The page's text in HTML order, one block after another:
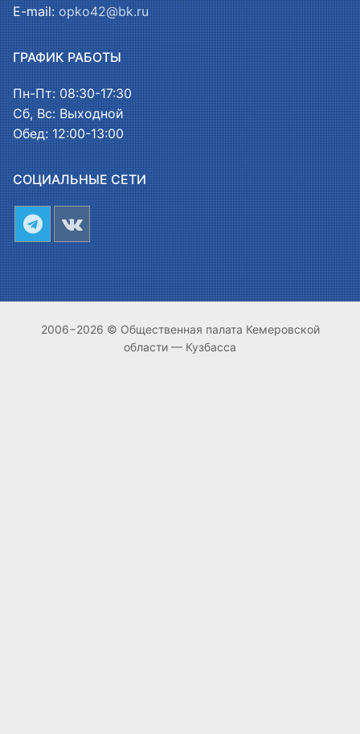
E-mail:opko42@bk.ru
ГРАФИК РАБОТЫ
Пн-Пт: 08:30-17:30
Сб, Вс: Выходной
Обед: 12:00-13:00
СОЦИАЛЬНЫЕ СЕТИ
2006−2026 © Общественная палата Кемеровской
области — Кузбасса